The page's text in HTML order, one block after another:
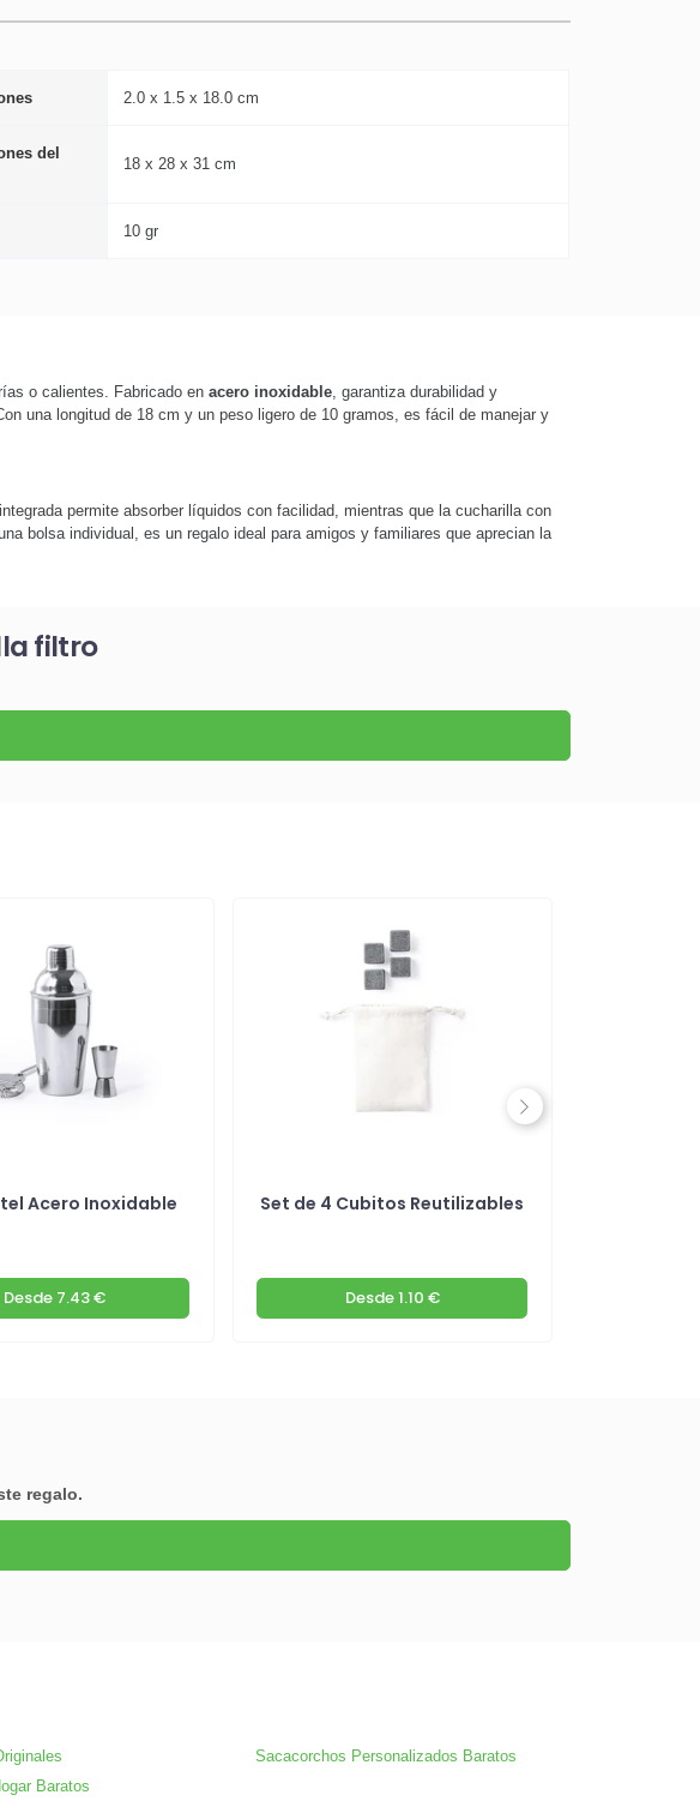
2.0 x 1.5 x 18.0 cm
del
18 x 28 x 31 cm
10 gr
o calientes. Fabricado en acero inoxidable, garantiza durabilidad y
una longitud de 18 cm y un peso ligero de 10 gramos, es fácil de manejar y
permite absorber líquidos con facilidad, mientras que la cucharilla con
bolsa individual, es un regalo ideal para amigos y familiares que aprecian la
filtro
Acero Inoxidable
Desde7.43 €
Set de 4 Cubitos Reutilizables
Desde1.10 €
Next
regalo.
Sacacorchos Personalizados Baratos
Baratos